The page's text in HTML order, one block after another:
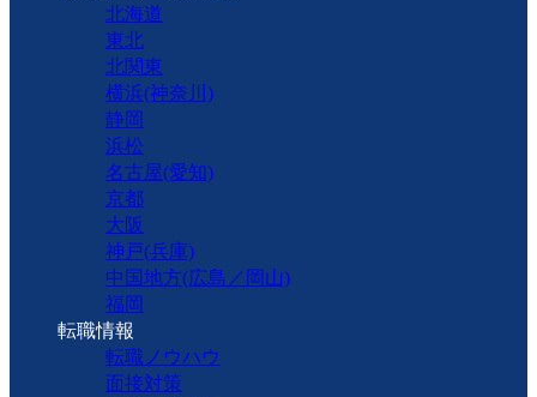
北海道
東北
北関東
横浜(神奈川)
静岡
浜松
名古屋(愛知)
京都
大阪
神戸(兵庫)
中国地方(広島／岡山)
福岡
転職情報
転職ノウハウ
面接対策